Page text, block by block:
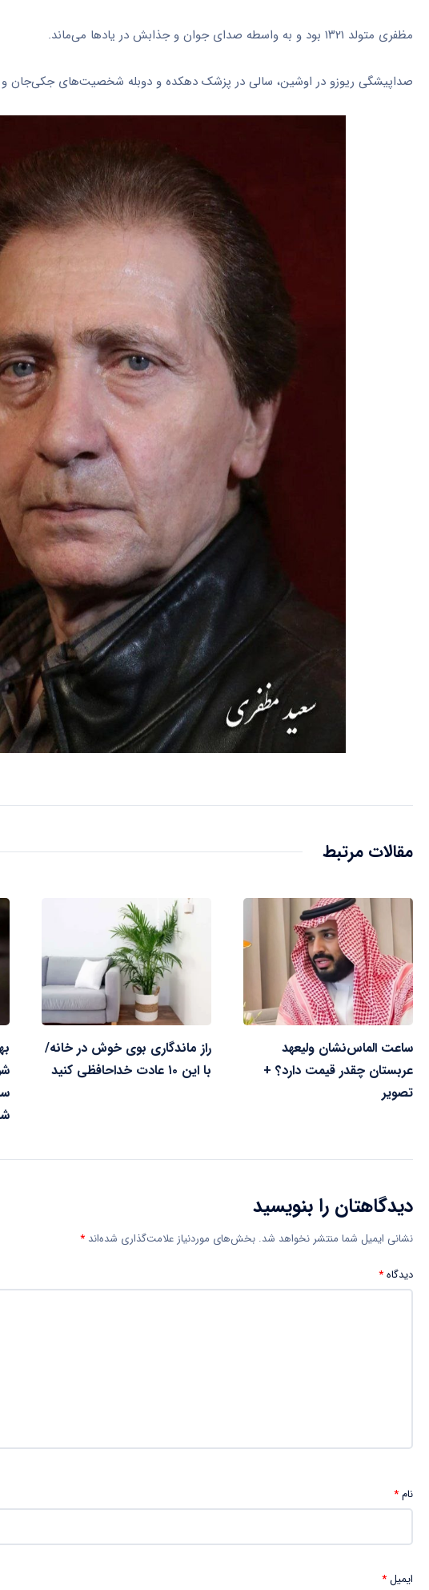
مظفری متولد ۱۳۲۱ بود و به واسطه صدای جوان و جذابش در یاد‌ها می‌ماند.
صداپیشگی ریوزو در اوشین، سالی در پزشک دهکده و دوبله شخصیت‌های جکی‌جان و
مقالات مرتبط
ساعت الماس‌نشان ولیعهد
عربستان چقدر قیمت دارد؟ +
تصویر
راز ماندگاری بوی خوش در خانه/
با این ۱۰ عادت خداحافظی کنید
دیدگاهتان را بنویسید
نشانی ایمیل شما منتشر نخواهد شد. بخش‌های موردنیاز علامت‌گذاری شده‌اند *
دیدگاه*
نام*
ایمیل*